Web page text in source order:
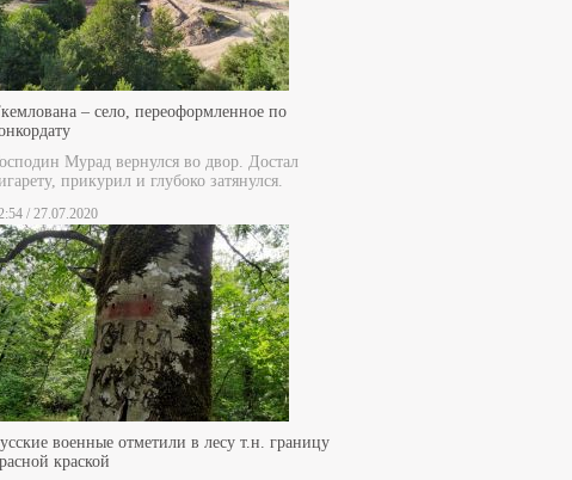
– село, переоформленное по
Мурад вернулся во двор. Достал
прикурил и глубоко затянулся.
/ 27.07.2020
военные отметили в лесу т.н. границу
краской